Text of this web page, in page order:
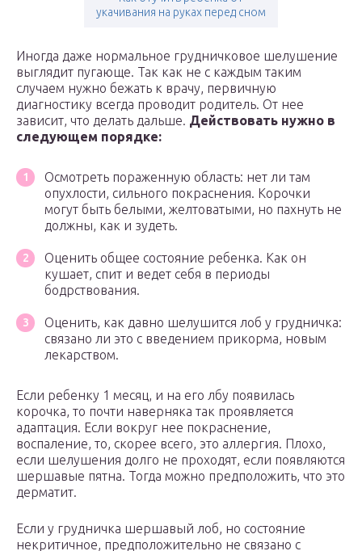
укачивания на руках перед сном
Иногда даже нормальное грудничковое шелушение
выглядит пугающе. Так как не с каждым таким
случаем нужно бежать к врачу, первичную
диагностику всегда проводит родитель. От нее
зависит, что делать дальше. Действовать нужно в
следующем порядке:
Осмотреть пораженную область: нет ли там
опухлости, сильного покраснения. Корочки
могут быть белыми, желтоватыми, но пахнуть не
должны, как и зудеть.
Оценить общее состояние ребенка. Как он
кушает, спит и ведет себя в периоды
бодрствования.
Оценить, как давно шелушится лоб у грудничка:
связано ли это с введением прикорма, новым
лекарством.
Если ребенку 1 месяц, и на его лбу появилась
корочка, то почти наверняка так проявляется
адаптация. Если вокруг нее покраснение,
воспаление, то, скорее всего, это аллергия. Плохо,
если шелушения долго не проходят, если появляются
шершавые пятна. Тогда можно предположить, что это
дерматит.
Если у грудничка шершавый лоб, но состояние
некритичное, предположительно не связано с